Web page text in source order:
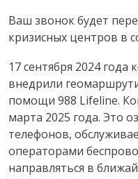
Ваш звонок будет
кризисных центров в
17 сентября 2024
внедрили
помощи 988 Lifeline.
марта 2025 года. Это
телефонов,
операторами
направляться в